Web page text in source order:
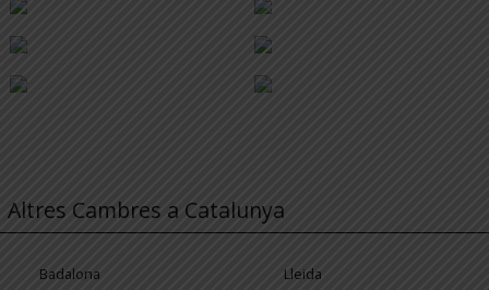
Altres Cambres a Catalunya
Badalona
Lleida